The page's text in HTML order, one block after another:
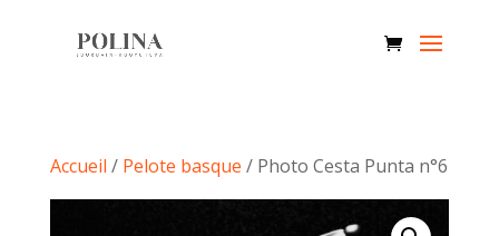
Accueil / Pelote basque / Photo Cesta Punta n°6